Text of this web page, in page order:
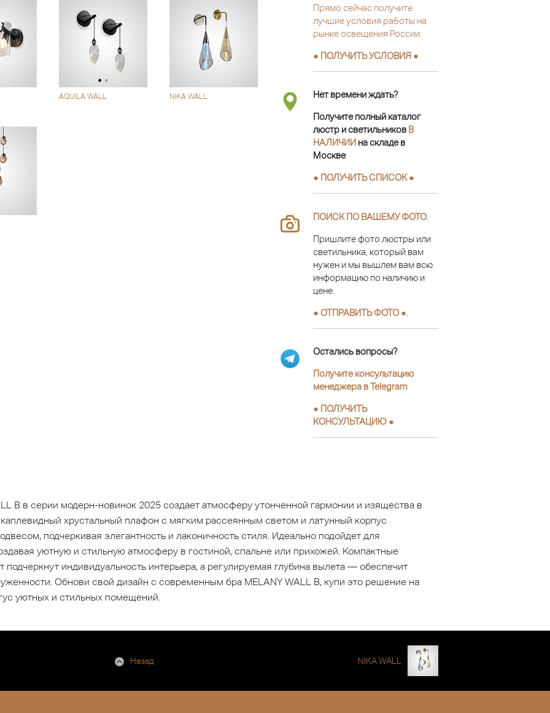
AQUILA WALL NIKA WALL
Прямо сейчас получите
лучшие условия работы на
рынке освещения России.
● ПОЛУЧИТЬ УСЛОВИЯ ●
Нет времени ждать?
Получите полный каталог
люстр и светильников В
НАЛИЧИИ на складе в
Москве
● ПОЛУЧИТЬ СПИСОК ●
ПОИСК ПО ВАШЕМУ ФОТО
Пришлите фото люстры или
светильника, который вам
нужен и мы вышлем вам всю
информацию по наличию и
цене.
● ОТПРАВИТЬ ФОТО ●
Остались вопросы?
Получите консультацию
менеджера в Telegram
● ПОЛУЧИТЬ
КОНСУЛЬТАЦИЮ ●
B в серии модерн-новинок 2025 создает атмосферу утонченной гармонии и изящества в
хрустальный плафон с мягким рассеянным светом и латунный корпус
подчеркивая элегантность и лаконичность стиля. Идеально подойдет для
уютную и стильную атмосферу в гостиной, спальне или прихожей. Компактные
индивидуальность интерьера, а регулируемая глубина вылета — обеспечит
Обнови свой дизайн с современным бра MELANY WALL B, купи это решение на
уютных и стильных помещений.
Назад NIKA WALL